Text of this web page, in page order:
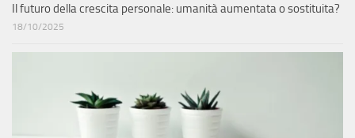
Il futuro della crescita personale: umanità aumentata o sostituita?
18/10/2025